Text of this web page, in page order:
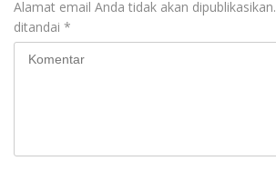
Alamat email Anda tidak akan dipublikasikan.
ditandai *